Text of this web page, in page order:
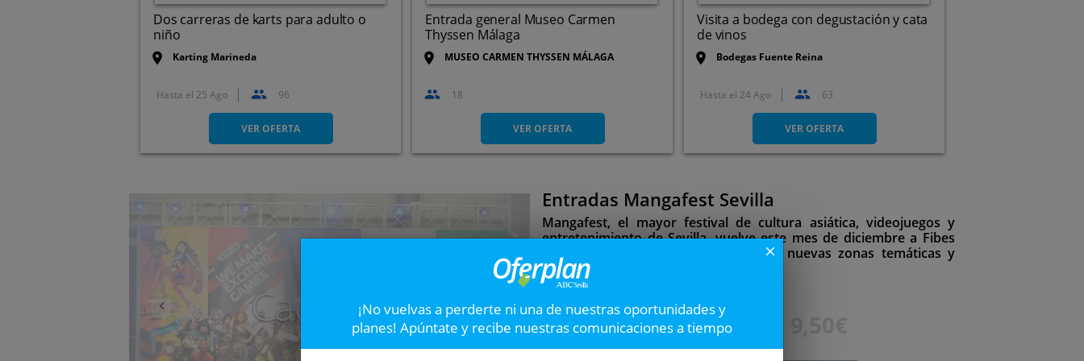
Dos carreras de karts para adulto o
niño
Karting Marineda
Pol. Ind. La Chaparrilla. Ctra.
Sevilla - Málaga km, 3,1. Sevilla
Hasta el 25 Ago 96
VER OFERTA
Entrada general Museo Carmen
Thyssen Málaga
MUSEO CARMEN THYSSEN MÁLAGA
18
VER OFERTA
Visita a bodega con degustación y cata
de vinos
Bodegas Fuente Reina
Constantina (Sevilla)
Hasta el 24 Ago 63
VER OFERTA
Caducada
Anterior Siguiente
Entradas Mangafest Sevilla
Mangafest, el mayor festival de cultura asiática, videojuegos y
entretenimiento de Sevilla, vuelve este mes de diciembre a Fibes
con una completísima programación, nuevas zonas temáticas y
grandes invitados.
41% 16€
close
¡No vuelvas a perderte ni una de nuestras oportunidades y
planes! Apúntate y recibe nuestras comunicaciones a tiempo